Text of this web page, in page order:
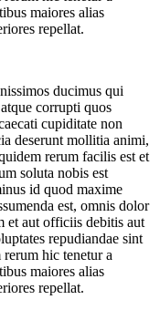
maiores alias
repellat.
ducimus qui
corrupti quos
cupiditate non
deserunt mollitia animi,
rerum facilis est et
soluta nobis est
id quod maxime
est, omnis dolor
et aut officiis debitis aut
repudiandae sint
rerum hic tenetur a
maiores alias
repellat.